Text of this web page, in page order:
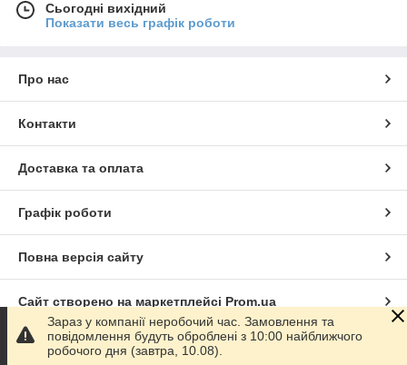
Сьогодні вихідний
Показати весь графік роботи
Про нас
Контакти
Доставка та оплата
Графік роботи
Повна версія сайту
Сайт створено на маркетплейсі Prom.ua
Політика конфіденційності
Зараз у компанії неробочий час. Замовлення та
повідомлення будуть оброблені з 10:00 найближчого
робочого дня (завтра, 10.08).